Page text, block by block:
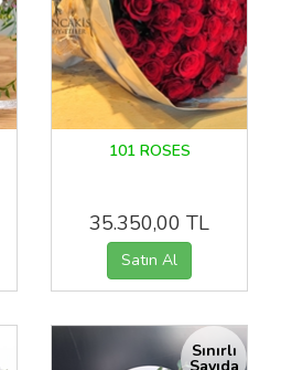
101 ROSES
35.350,00 TL
Sınırlı